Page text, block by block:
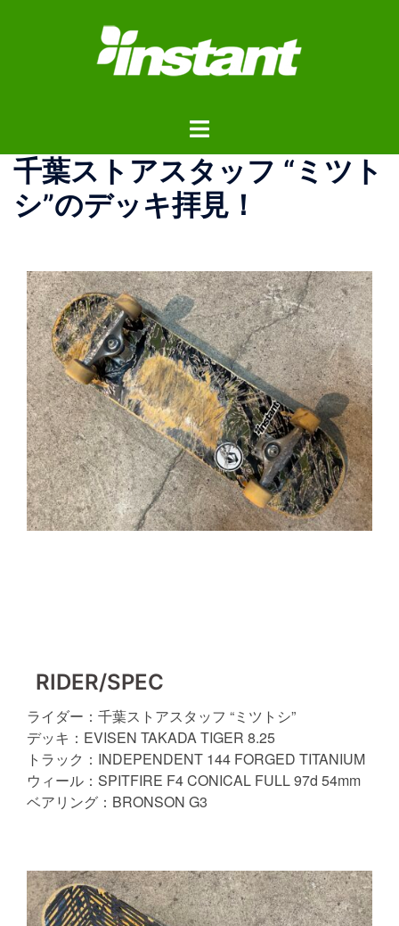
ス
ト
ル
メ
ニ
千葉ストアスタッフ “ミツト
シ”のデッキ拝見！
RIDER/SPEC
ライダー：千葉ストアスタッフ “ミツトシ”
デッキ：EVISEN TAKADA TIGER 8.25
トラック：INDEPENDENT 144 FORGED TITANIUM
ウィール：SPITFIRE F4 CONICAL FULL 97d 54mm
ベアリング：BRONSON G3